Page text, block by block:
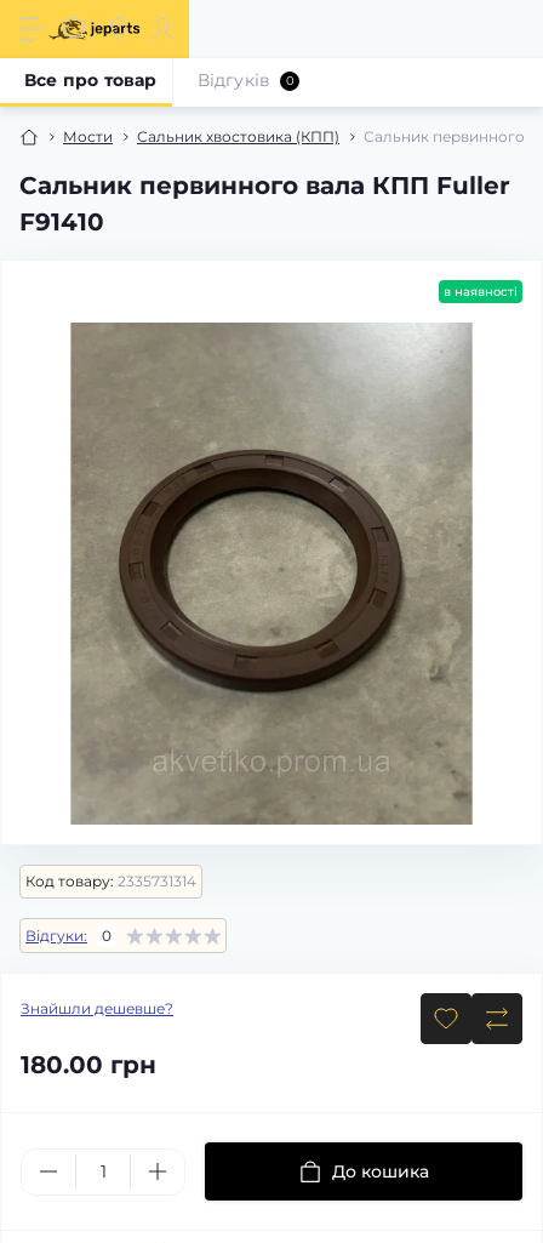
Мости Сальник хвостовика (КПП) Сальник первинного
Сальник первинного вала КПП Fuller
F91410
Все про товар Відгуків 0
в наявності
Код товару: 2335731314
Відгуки: 0
Знайшли дешевше?
180.00 грн
До кошика